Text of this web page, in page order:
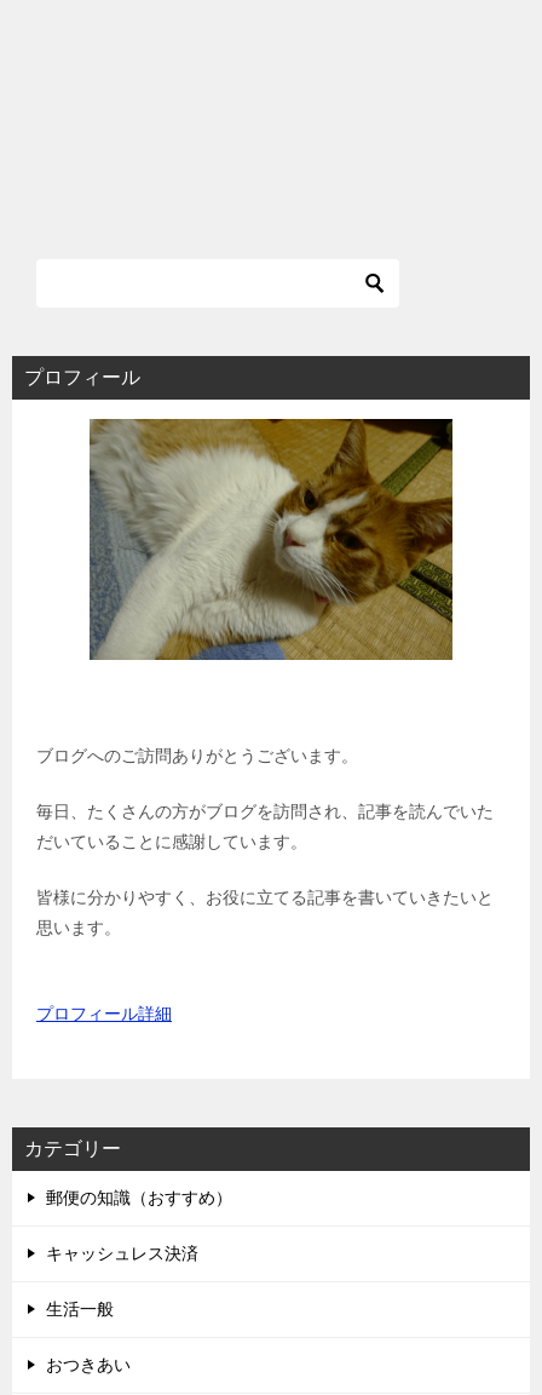
プロフィール
ブログへのご訪問ありがとうございます。
毎日、たくさんの方がブログを訪問され、記事を読んでいた
だいていることに感謝しています。
皆様に分かりやすく、お役に立てる記事を書いていきたいと
思います。
プロフィール詳細
カテゴリー
郵便の知識（おすすめ）
キャッシュレス決済
生活一般
おつきあい